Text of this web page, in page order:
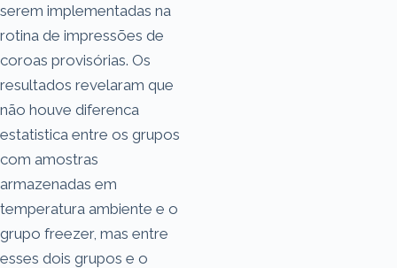
serem implementadas na
rotina de impressões de
coroas provisórias. Os
resultados revelaram que
não houve diferenca
estatistica entre os grupos
com amostras
armazenadas em
temperatura ambiente e o
grupo freezer, mas entre
esses dois grupos e o